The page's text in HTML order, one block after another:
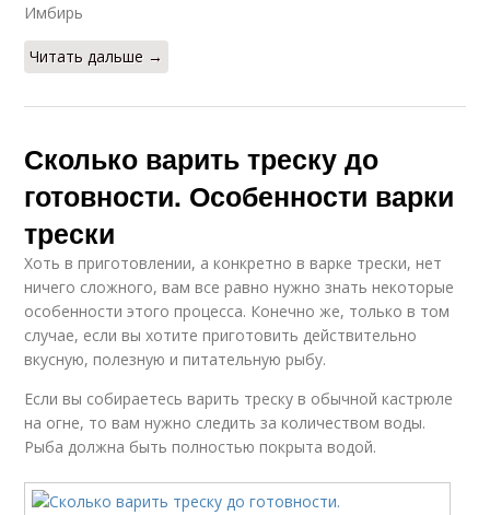
Имбирь
Читать дальше →
Сколько варить треску до
готовности. Особенности варки
трески
Хоть в приготовлении, а конкретно в варке трески, нет
ничего сложного, вам все равно нужно знать некоторые
особенности этого процесса. Конечно же, только в том
случае, если вы хотите приготовить действительно
вкусную, полезную и питательную рыбу.
Если вы собираетесь варить треску в обычной кастрюле
на огне, то вам нужно следить за количеством воды.
Рыба должна быть полностью покрыта водой.